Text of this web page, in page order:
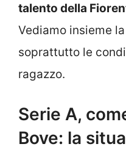
talento della
Vediamo insieme
soprattutto le
ragazzo.
Serie A,
Bove: la